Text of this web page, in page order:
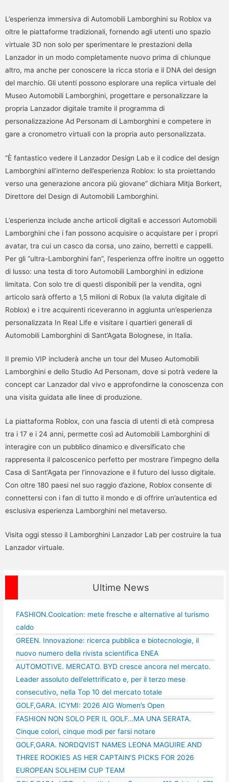
L’esperienza immersiva di Automobili Lamborghini su Roblox va
oltre le piattaforme tradizionali, fornendo agli utenti uno spazio
virtuale 3D non solo per sperimentare le prestazioni della
Lanzador in un modo completamente nuovo prima di chiunque
altro, ma anche per conoscere la ricca storia e il DNA del design
del marchio. Gli utenti possono esplorare una replica virtuale del
Museo Automobili Lamborghini, progettare e personalizzare la
propria Lanzador digitale tramite il programma di
personalizzazione Ad Personam di Lamborghini e competere in
gare a cronometro virtuali con la propria auto personalizzata.
“È fantastico vedere il Lanzador Design Lab e il codice del design
Lamborghini all’interno dell’esperienza Roblox: lo sta proiettando
verso una generazione ancora più giovane” dichiara Mitja Borkert,
Direttore del Design di Automobili Lamborghini.
L’esperienza include anche articoli digitali e accessori Automobili
Lamborghini che i fan possono acquisire o acquistare per i propri
avatar, tra cui un casco da corsa, uno zaino, berretti e cappelli.
Per gli “ultra-Lamborghini fan”, l’esperienza offre inoltre un oggetto
di lusso: una testa di toro Automobili Lamborghini in edizione
limitata. Con solo tre di questi disponibili per la vendita, ogni
articolo sarà offerto a 1,5 milioni di Robux (la valuta digitale di
Roblox) e i tre acquirenti riceveranno in aggiunta un’esperienza
personalizzata In Real Life e visitare i quartieri generali di
Automobili Lamborghini di Sant’Agata Bolognese, in Italia.
Il premio VIP includerà anche un tour del Museo Automobili
Lamborghini e dello Studio Ad Personam, dove si potrà vedere la
concept car Lanzador dal vivo e approfondirne la conoscenza con
una visita guidata alle linee di produzione.
La piattaforma Roblox, con una fascia di utenti di età compresa
tra i 17 e i 24 anni, permette così ad Automobili Lamborghini di
interagire con un pubblico dinamico e diversificato che
rappresenta il palcoscenico perfetto per mostrare l’impegno della
Casa di Sant’Agata per l’innovazione e il futuro del lusso digitale.
Con oltre 180 paesi nel suo raggio d’azione, Roblox consente di
connettersi con i fan di tutto il mondo e di offrire un’autentica ed
esclusiva esperienza Lamborghini nel metaverso.
Visita oggi stesso il Lamborghini Lanzador Lab per costruire la tua
Lanzador virtuale.
Ultime News
FASHION.Coolcation: mete fresche e alternative al turismo
caldo
GREEN. Innovazione: ricerca pubblica e biotecnologie, il
nuovo numero della rivista scientifica ENEA
AUTOMOTIVE. MERCATO. BYD cresce ancora nel mercato.
Leader assoluto dell’elettrificato e, per il terzo mese
consecutivo, nella Top 10 del mercato totale
GOLF,GARA. ICYMI: 2026 AIG Women’s Open
FASHION NON SOLO PER IL GOLF…MA UNA SERATA.
Cinque colori, cinque modi per farsi notare
GOLF,GARA. NORDQVIST NAMES LEONA MAGUIRE AND
THREE ROOKIES AS HER CAPTAIN’S PICKS FOR 2026
EUROPEAN SOLHEIM CUP TEAM